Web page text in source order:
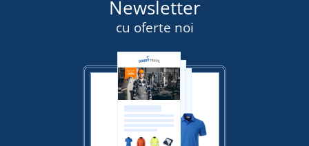
Newsletter
cu oferte noi